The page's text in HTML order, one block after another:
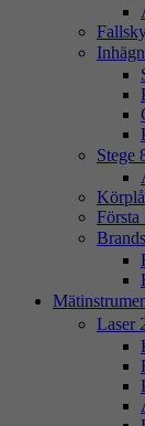
Stege
Första
Laser